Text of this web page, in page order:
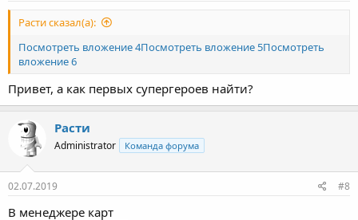
Расти сказал(а):
Посмотреть вложение 4Посмотреть вложение 5Посмотреть
вложение 6
Привет, а как первых супергероев найти?
Расти
Administrator Команда форума
02.07.2019 #8
В менеджере карт